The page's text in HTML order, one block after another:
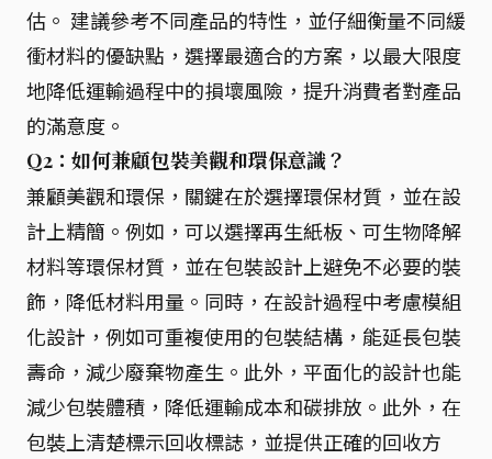
估。 建議參考不同產品的特性，並仔細衡量不同緩
衝材料的優缺點，選擇最適合的方案，以最大限度
地降低運輸過程中的損壞風險，提升消費者對產品
的滿意度。
Q2：如何兼顧包裝美觀和環保意識？
兼顧美觀和環保，關鍵在於選擇環保材質，並在設
計上精簡。例如，可以選擇再生紙板、可生物降解
材料等環保材質，並在包裝設計上避免不必要的裝
飾，降低材料用量。同時，在設計過程中考慮模組
化設計，例如可重複使用的包裝結構，能延長包裝
壽命，減少廢棄物產生。此外，平面化的設計也能
減少包裝體積，降低運輸成本和碳排放。此外，在
包裝上清楚標示回收標誌，並提供正確的回收方